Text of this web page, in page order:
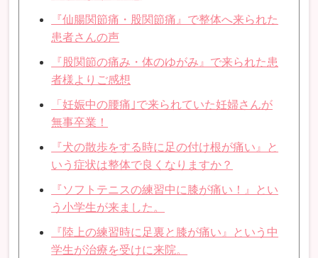
『仙腸関節痛・股関節痛』で整体へ来られた
患者さんの声
『股関節の痛み・体のゆがみ』で来られた患
者様よりご感想
「妊娠中の腰痛｣で来られていた妊婦さんが
無事卒業！
『犬の散歩をする時に足の付け根が痛い』と
いう症状は整体で良くなりますか？
『ソフトテニスの練習中に膝が痛い！』とい
う小学生が来ました。
『陸上の練習時に足裏と膝が痛い』という中
学生が治療を受けに来院。